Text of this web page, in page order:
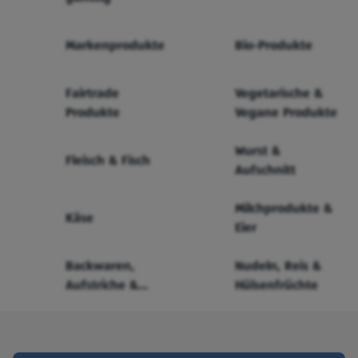
Markenprodukte Bio-Produkte
Fairtrade
Produkte
Vegetarische &
Vegane Produkte
Fleisch & Fisch
Wurst &
Aufschnitt
Käse
Milchprodukte &
Eier
Backwaren,
Aufstriche &
Nudeln, Reis &
Hülsenfrüchte